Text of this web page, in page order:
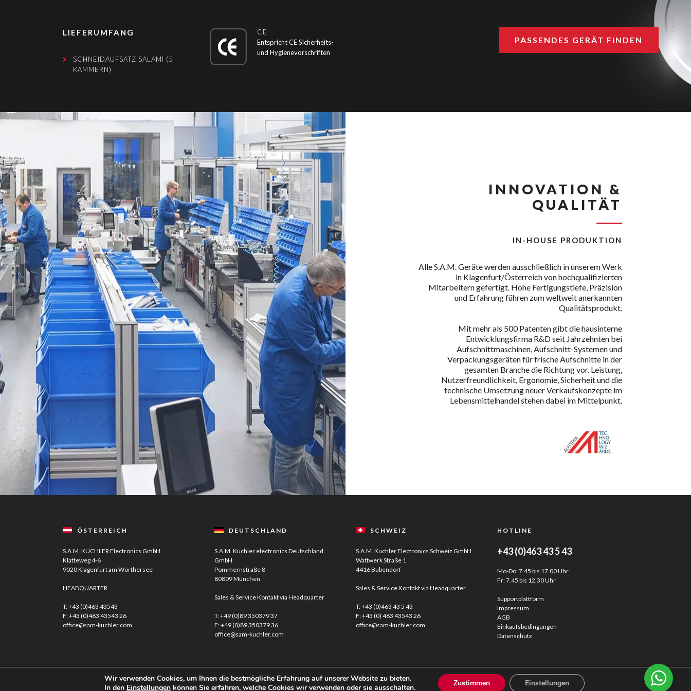
LIEFERUMFANG
SCHNEIDAUFSATZ SALAMI (5
KAMMERN)
CE
Entspricht CE Sicherheits-
und Hygienevorschriften
PASSENDES GERÄT FINDEN
INNOVATION &
QUALITÄT
IN-HOUSE PRODUKTION
Alle S.A.M. Geräte werden ausschließlich in unserem Werk
in Klagenfurt/Österreich von hochqualifizierten
Mitarbeitern gefertigt. Hohe Fertigungstiefe, Präzision
und Erfahrung führen zum weltweit anerkannten
Qualitätsprodukt.
Mit mehr als 500 Patenten gibt die hausinterne
Entwicklungsfirma R&D seit Jahrzehnten bei
Aufschnittmaschinen, Aufschnitt-Systemen und
Verpackungsgeräten für frische Aufschnitte in der
gesamten Branche die Richtung vor. Leistung,
Nutzerfreundlichkeit, Ergonomie, Sicherheit und die
technische Umsetzung neuer Verkaufskonzepte im
Lebensmittelhandel stehen dabei im Mittelpunkt.
ÖSTERREICH
S.A.M. KUCHLER Electronics GmbH
Klatteweg 4-6
9020 Klagenfurt am Wörthersee
HEADQUARTER
T:+43 (0)463 43543
F: +43 (0)463 43543 26
office@sam-kuchler.com
DEUTSCHLAND
S.A.M. Kuchler electronics Deutschland
GmbH
Pommernstraße 8
80809 München
Sales & Service Kontakt via Headquarter
T:+49 (0)89 350379 37
F: +49 (0)89 350379 36
office@sam-kuchler.com
SCHWEIZ
S.A.M. Kuchler Electronics Schweiz GmbH
Wattwerk Straße 1
4416 Bubendorf
Sales & Service Kontakt via Headquarter
T:+43 (0)463 43 5 43
F: +43 (0) 463 43543 26
office@sam-kuchler.com
HOTLINE
+43 (0)463 43 5 43
Mo-Do: 7.45 bis 17.00 Uhr
Fr: 7.45 bis 12.30 Uhr
Supportplattform
Impressum
AGB
Einkaufsbedingungen
Datenschutz
Facebook
Instagram . . . immer einen Schnitt voraus.
Wir verwenden Cookies, um Ihnen die bestmögliche Erfahrung auf unserer Website zu bieten.
In den Einstellungenkönnen Sie erfahren, welche Cookies wir verwenden oder sie ausschalten. Zustimmen Einstellungen